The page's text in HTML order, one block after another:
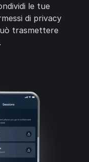
le tue
di privacy
trasmettere